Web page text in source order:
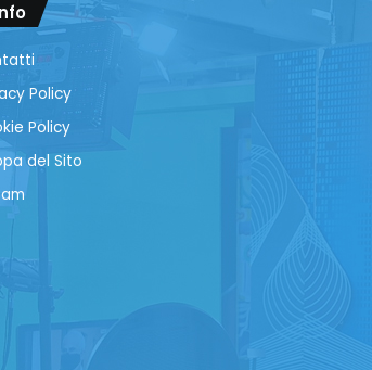
Policy
Policy
del Sito